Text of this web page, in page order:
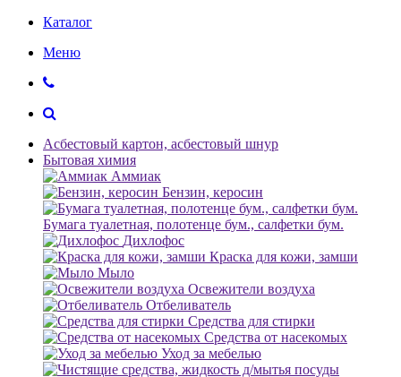
Каталог
Меню
Асбестовый картон, асбестовый шнур
Бытовая химия
Аммиак
Бензин, керосин
Бумага туалетная, полотенце бум., салфетки бум.
Дихлофос
Краска для кожи, замши
Мыло
Освежители воздуха
Отбеливатель
Средства для стирки
Средства от насекомых
Уход за мебелью